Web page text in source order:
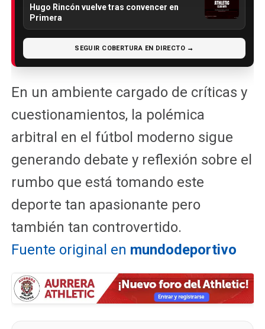
Hugo Rincón vuelve tras convencer en
Primera
SEGUIR COBERTURA EN DIRECTO →
En un ambiente cargado de críticas y
cuestionamientos, la polémica
arbitral en el fútbol moderno sigue
generando debate y reflexión sobre el
rumbo que está tomando este
deporte tan apasionante pero
también tan controvertido.
Fuente original en mundodeportivo